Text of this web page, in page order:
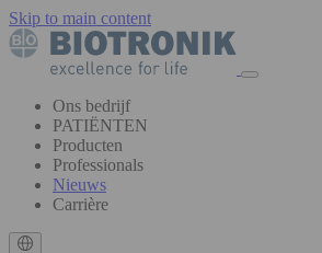
Skip to main content
Ons bedrijf
PATIËNTEN
Producten
Professionals
Nieuws
Carrière